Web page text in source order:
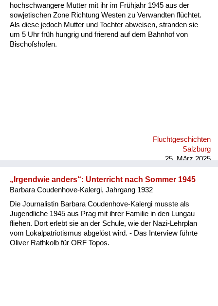
hochschwangere Mutter mit ihr im Frühjahr 1945 aus der
sowjetischen Zone Richtung Westen zu Verwandten flüchtet.
Als diese jedoch Mutter und Tochter abweisen, stranden sie
um 5 Uhr früh hungrig und frierend auf dem Bahnhof von
Bischofshofen.
Fluchtgeschichten
Salzburg
25. März 2025
„Irgendwie anders“: Unterricht nach Sommer 1945
Barbara Coudenhove-Kalergi, Jahrgang 1932
Die Journalistin Barbara Coudenhove-Kalergi musste als
Jugendliche 1945 aus Prag mit ihrer Familie in den Lungau
fliehen. Dort erlebt sie an der Schule, wie der Nazi-Lehrplan
vom Lokalpatriotismus abgelöst wird. - Das Interview führte
Oliver Rathkolb für ORF Topos.